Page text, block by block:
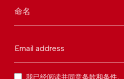
命名
Email address
我已经阅读并同意条款和条件。